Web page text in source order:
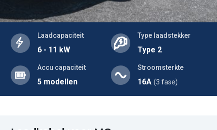
Laadcapaciteit
6 - 11 kW
Type laadstekker
Type 2
Accu capaciteit
5 modellen
Stroomsterkte
16A (3 fase)